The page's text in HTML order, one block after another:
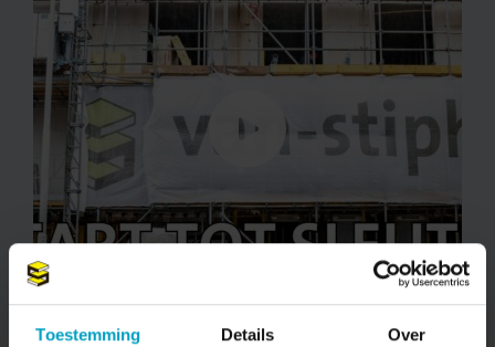
Toestemming Details Over